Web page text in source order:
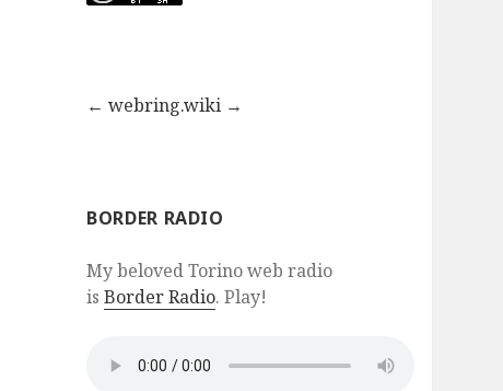
← webring.wiki →
BORDER RADIO
My beloved Torino web radio
isBorder Radio. Play!